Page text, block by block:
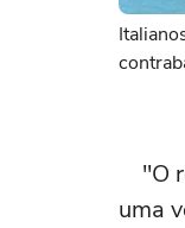
"O
uma